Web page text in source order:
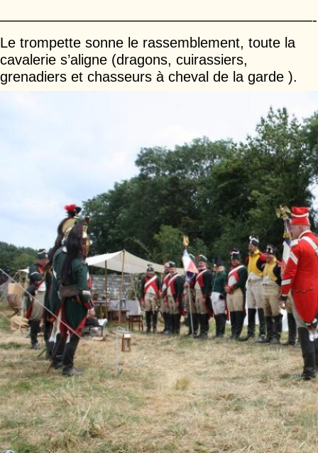
——————————————————————-
Le trompette sonne le rassemblement, toute la
cavalerie s’aligne (dragons, cuirassiers,
grenadiers et chasseurs à cheval de la garde ).